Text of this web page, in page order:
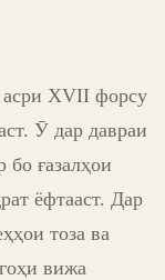
XVII форсу
Ӯ дар давраи
бо ғазалҳои
ёфтааст. Дар
тоза ва
вижа